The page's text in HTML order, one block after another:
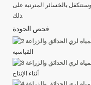
وسنتكفل بالخسائر المترتبة على
ذلك.
فحص الجودة
القياسية
أثناء الإنتاج